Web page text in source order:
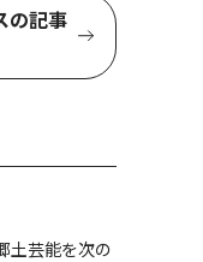
の記事
土芸能を次の